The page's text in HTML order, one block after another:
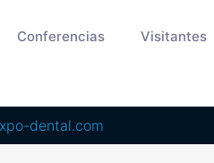
Conferencias Visitantes
dental.com